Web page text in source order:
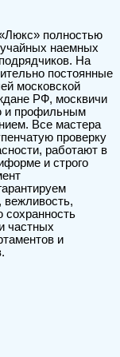
полностью
наемных
На
постоянные
московской
РФ, москвичи
и профильным
Все мастера
проверку
работают в
и строго
вежливость,
сохранность
частных
и